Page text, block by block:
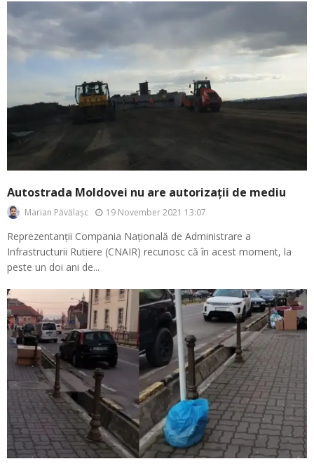
Autostrada Moldovei nu are autorizații de mediu
Marian Păvălașc 19 November 2021 13:07
Reprezentanții Compania Națională de Administrare a
Infrastructurii Rutiere (CNAIR) recunosc că în acest moment, la
peste un doi ani de...